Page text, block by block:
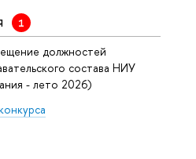
должностей
состава НИУ
- лето 2026)